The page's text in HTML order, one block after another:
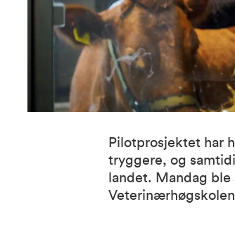
Pilotprosjektet har
tryggere, og
landet. Mandag